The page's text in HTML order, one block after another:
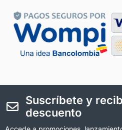
Suscríbete y
descuento